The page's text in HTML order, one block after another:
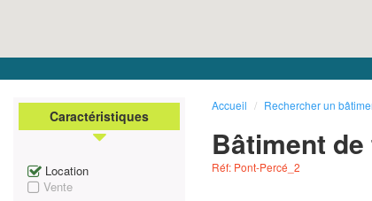
Caractéristiques
Location
Vente
Accueil Rechercher un
Bâtiment
Réf: Pont-Percé_2